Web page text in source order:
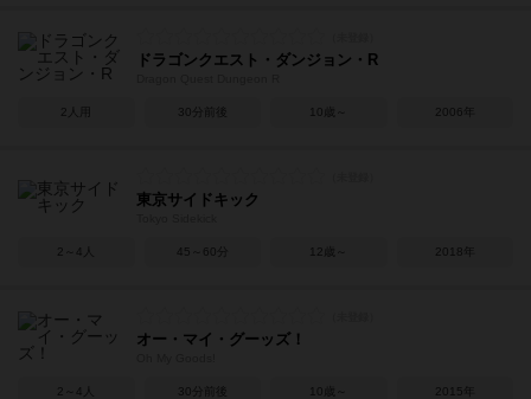
ドラゴンクエスト・ダンジョン・R
2人用 30分前後 10歳～ 2006年
東京サイドキック
2～4人 45～60分 12歳～ 2018年
オー・マイ・グーッズ！
2～4人 30分前後 10歳～ 2015年